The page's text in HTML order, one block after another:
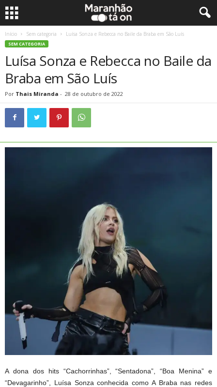
Início Sem categoria Luísa Sonza e Rebecca no Baile da Braba em São Luís
SEM CATEGORIA
Luísa Sonza e Rebecca no Baile da
Braba em São Luís
Por Thais Miranda - 28 de outubro de 2022
A dona dos hits “Cachorrinhas”, “Sentadona”, “Boa Menina” e
“Devagarinho”, Luísa Sonza conhecida como A Braba nas redes